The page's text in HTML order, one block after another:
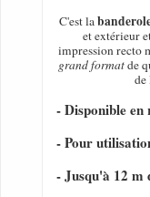
C'est la
et extérieur
impression recto
grand formatde
de
- Disponible en
- Pour
- Jusqu'à 12 m